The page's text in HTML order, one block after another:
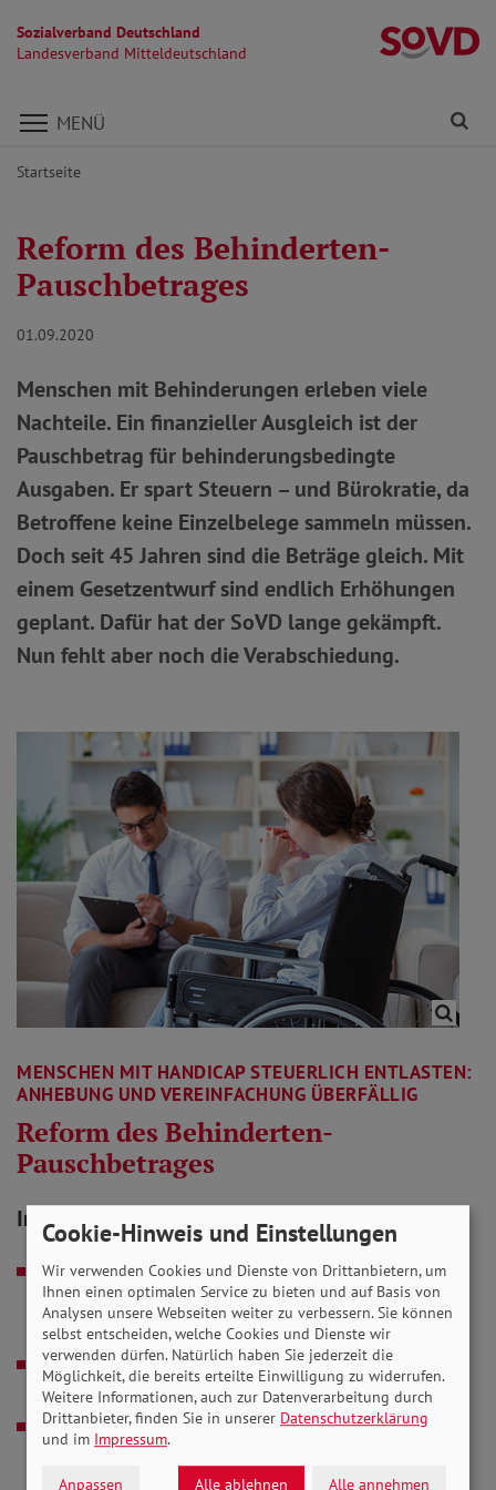
Sozialverband Deutschland
Landesverband Mitteldeutschland
Direkt zu den Inhalten springen
MENÜ
Startseite
Reform des Behinderten-
Pauschbetrages
01.09.2020
Menschen mit Behinderungen erleben viele
Nachteile. Ein finanzieller Ausgleich ist der
Pauschbetrag für behinderungsbedingte
Ausgaben. Er spart Steuern – und Bürokratie, da
Betroffene keine Einzelbelege sammeln müssen.
Doch seit 45 Jahren sind die Beträge gleich. Mit
einem Gesetzentwurf sind endlich Erhöhungen
geplant. Dafür hat der SoVD lange gekämpft.
Nun fehlt aber noch die Verabschiedung.
MENSCHEN MIT HANDICAP STEUERLICH ENTLASTEN:
ANHEBUNG UND VEREINFACHUNG ÜBERFÄLLIG
Reform des Behinderten-
Pauschbetrages
In Verbindung stehende Artikel
01.09.2020Ausgabe Nr. 09 / September 2020
(Sachsen, Sachsen-Anhalt, Thüringen,
Mecklenburg-Vorpommern)
01.09.2020Ausgabe Nr. 09 / September 2020
(Bayern, Hessen)
01.09.2020Ausgabe Nr. 09 / September 2020
(Rheinland-Pfalz/Saarland, Baden-
Cookie-Hinweis und Einstellungen
Wir verwenden Cookies und Dienste von Drittanbietern, um
Ihnen einen optimalen Service zu bieten und auf Basis von
Analysen unsere Webseiten weiter zu verbessern. Sie können
selbst entscheiden, welche Cookies und Dienste wir
verwenden dürfen. Natürlich haben Sie jederzeit die
Möglichkeit, die bereits erteilte Einwilligung zu widerrufen.
Weitere Informationen, auch zur Datenverarbeitung durch
Drittanbieter, finden Sie in unserer Datenschutzerklärung
und im Impressum.
Anpassen Alle ablehnen Alle annehmen